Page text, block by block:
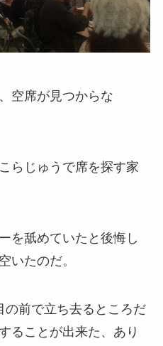
空席が見つからな
らじゅうで席を探す家
を舐めていたと後悔し
いたのだ。
の前で立ち去るところだ
ることが出来た、あり